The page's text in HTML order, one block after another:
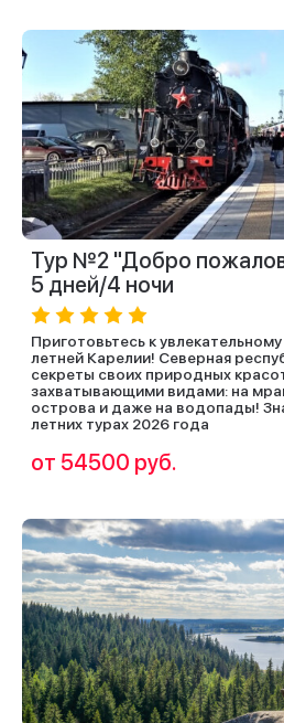
Тур №2 "Добро
5 дней/4 ночи
Приготовьтесь к
летней Карелии! Северная
секреты своих природных
захватывающими видами: на
острова и даже на водопады!
летних турах 2026 года
от 54500 руб.